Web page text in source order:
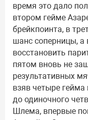
время это дало
втором гейме
брейкпоинта, в
шанс соперницы, а
восстановить
пятом вновь не
результативных
взяв четыре гейма
до одиночного
Шлема, впервые